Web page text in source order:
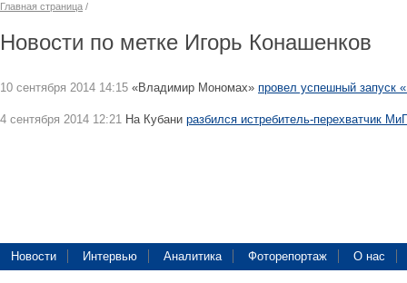
Главная страница /
Новости по метке Игорь Конашенков
10 сентября 2014 14:15 «Владимир Мономах» провел успешный запуск
4 сентября 2014 12:21 На Кубани разбился истребитель-перехватчик
Новости Интервью Аналитика Фоторепортаж О нас